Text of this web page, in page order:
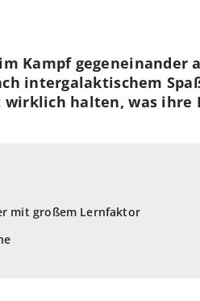
mit großem Lernfaktor
Kampf
intergalaktischem
wirklich halten, was ihre